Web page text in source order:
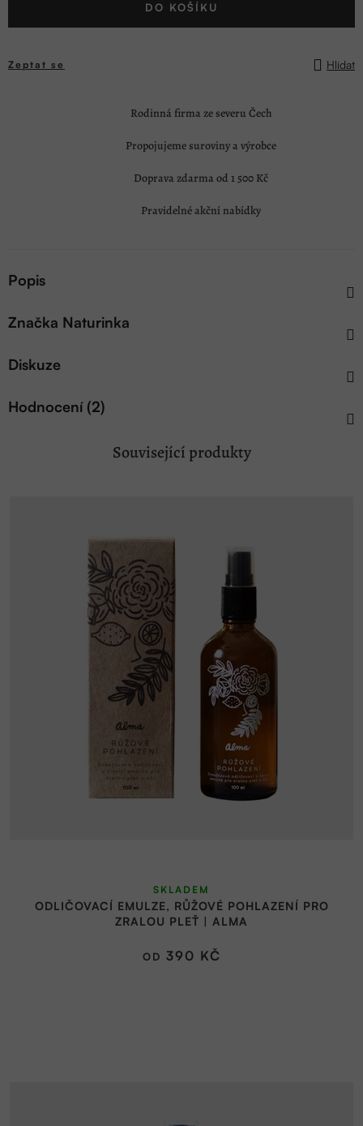
DO KOŠÍKU
Zeptat se Hlídat
Rodinná firma ze severu Čech
Propojujeme suroviny a výrobce
Doprava zdarma od 1 500 Kč
Pravidelné akční nabídky
Popis
Značka Naturinka
Diskuze
Hodnocení (2)
Související produkty
ODLIČOVACÍ EMULZE, RŮŽOVÉ POHLAZENÍ PRO
ZRALOU PLEŤ | ALMA
SKLADEM
OD 390 KČ